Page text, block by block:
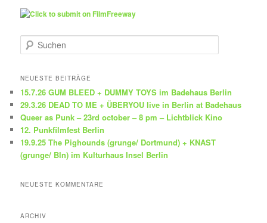
u
h
n
NEUESTE BEITRÄGE
15.7.26 GUM BLEED + DUMMY TOYS im Badehaus Berlin
29.3.26 DEAD TO ME + ÜBERYOU live in Berlin at Badehaus
Queer as Punk – 23rd october – 8 pm – Lichtblick Kino
12. Punkfilmfest Berlin
19.9.25 The Pighounds (grunge/ Dortmund) + KNAST
(grunge/ Bln) im Kulturhaus Insel Berlin
NEUESTE KOMMENTARE
ARCHIV